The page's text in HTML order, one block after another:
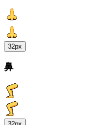
32px
鼻